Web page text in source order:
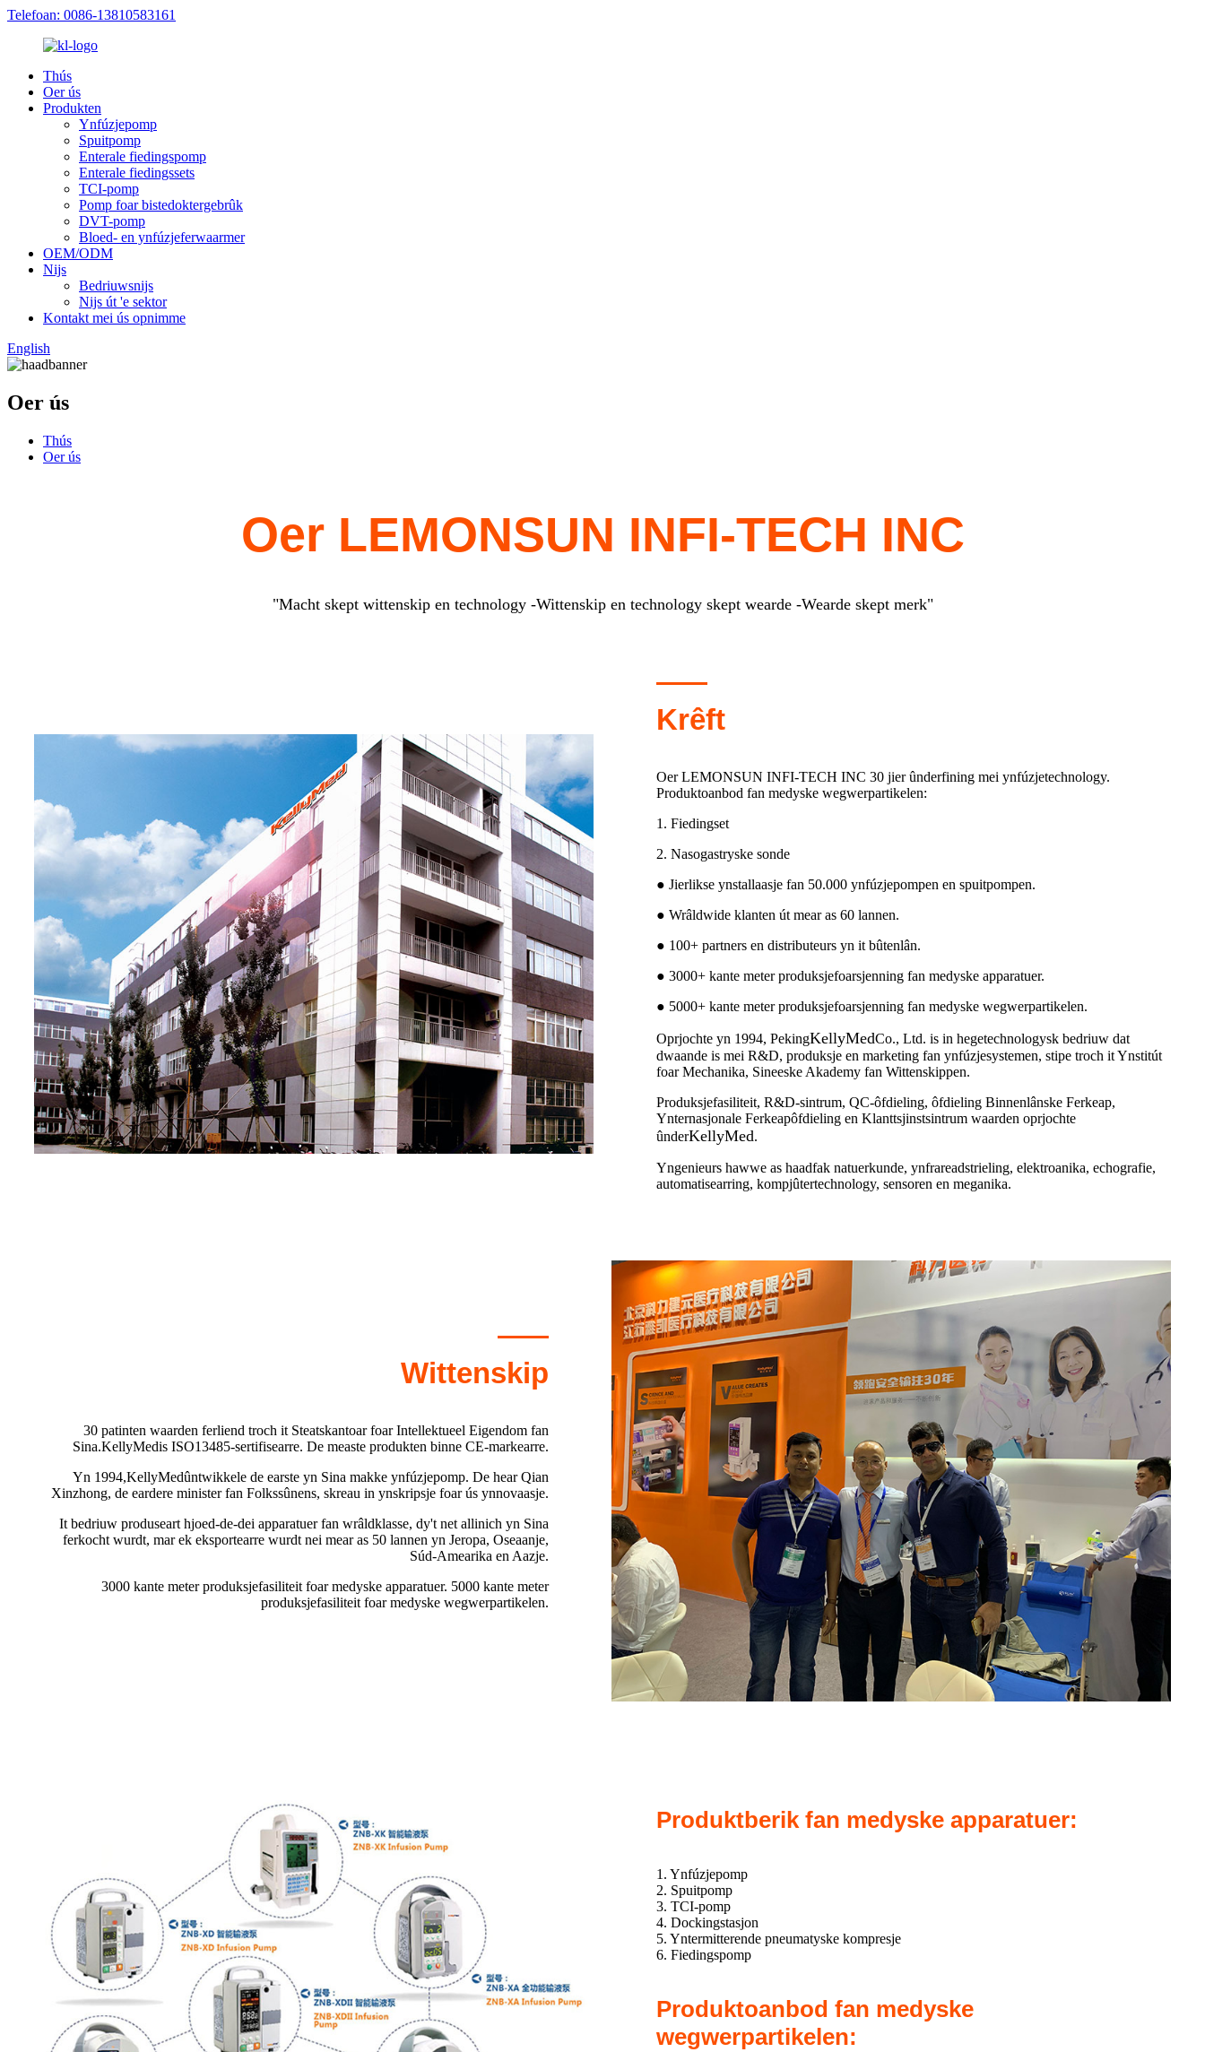
Telefoan: 0086-13810583161
Thús
Oer ús
Produkten
Ynfúzjepomp
Spuitpomp
Enterale fiedingspomp
Enterale fiedingssets
TCI-pomp
Pomp foar bistedoktergebrûk
DVT-pomp
Bloed- en ynfúzjeferwaarmer
OEM/ODM
Nijs
Bedriuwsnijs
Nijs út 'e sektor
Kontakt mei ús opnimme
English
Oer ús
Thús
Oer ús
Oer LEMONSUN INFI-TECH INC
"Macht skept wittenskip en technology -Wittenskip en technology skept wearde -Wearde skept merk"
Krêft
Oer LEMONSUN INFI-TECH INC 30 jier ûnderfining mei ynfúzjetechnology.
Produktoanbod fan medyske wegwerpartikelen:
1. Fiedingset
2. Nasogastryske sonde
● Jierlikse ynstallaasje fan 50.000 ynfúzjepompen en spuitpompen.
● Wrâldwide klanten út mear as 60 lannen.
● 100+ partners en distributeurs yn it bûtenlân.
● 3000+ kante meter produksjefoarsjenning fan medyske apparatuer.
● 5000+ kante meter produksjefoarsjenning fan medyske wegwerpartikelen.
Oprjochte yn 1994, PekingKellyMedCo., Ltd. is in hegetechnologysk bedriuw dat
dwaande is mei R&D, produksje en marketing fan ynfúzjesystemen, stipe troch it Ynstitút
foar Mechanika, Sineeske Akademy fan Wittenskippen.
Produksjefasiliteit, R&D-sintrum, QC-ôfdieling, ôfdieling Binnenlânske Ferkeap,
Ynternasjonale Ferkeapôfdieling en Klanttsjinstsintrum waarden oprjochte
ûnderKellyMed.
Yngenieurs hawwe as haadfak natuerkunde, ynfrareadstrieling, elektroanika, echografie,
automatisearring, kompjûtertechnology, sensoren en meganika.
Wittenskip
30 patinten waarden ferliend troch it Steatskantoar foar Intellektueel Eigendom fan
Sina.KellyMedis ISO13485-sertifisearre. De measte produkten binne CE-markearre.
Yn 1994,KellyMedûntwikkele de earste yn Sina makke ynfúzjepomp. De hear Qian
Xinzhong, de eardere minister fan Folkssûnens, skreau in ynskripsje foar ús ynnovaasje.
It bedriuw produseart hjoed-de-dei apparatuer fan wrâldklasse, dy't net allinich yn Sina
ferkocht wurdt, mar ek eksportearre wurdt nei mear as 50 lannen yn Jeropa, Oseaanje,
Súd-Amearika en Aazje.
3000 kante meter produksjefasiliteit foar medyske apparatuer. 5000 kante meter
produksjefasiliteit foar medyske wegwerpartikelen.
Produktberik fan medyske apparatuer:
1. Ynfúzjepomp
2. Spuitpomp
3. TCI-pomp
4. Dockingstasjon
5. Yntermitterende pneumatyske kompresje
6. Fiedingspomp
Produktoanbod fan medyske
wegwerpartikelen: